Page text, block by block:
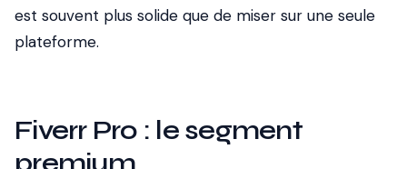
est souvent plus solide que de miser sur une seule
plateforme.
Fiverr Pro : le segment